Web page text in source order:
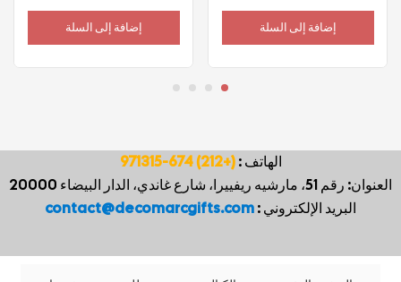
إضافة إلى السلة إضافة إلى السلة
الهاتف :(+212) 674-971315
العنوان: رقم 51، مارشيه ريفييرا، شارع غاندي، الدار البيضاء 20000
البريد الإلكتروني :contact@decomarcgifts.com